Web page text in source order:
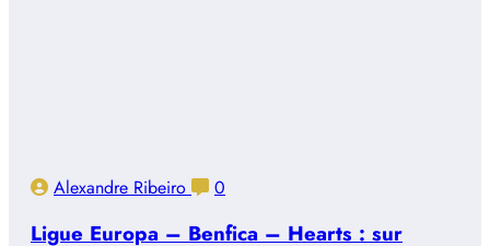
Alexandre Ribeiro 0
Ligue Europa – Benfica – Hearts : sur